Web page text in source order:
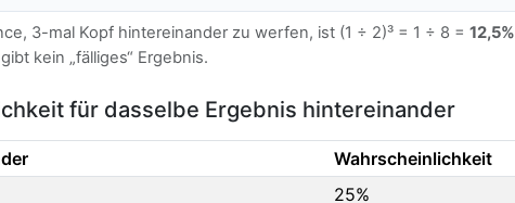
3-mal Kopf hintereinander zu werfen, ist (1 ÷ 2)³ = 1 ÷ 8 = 12,5%
kein „fälliges“ Ergebnis.
für dasselbe Ergebnis hintereinander
Wahrscheinlichkeit
25%